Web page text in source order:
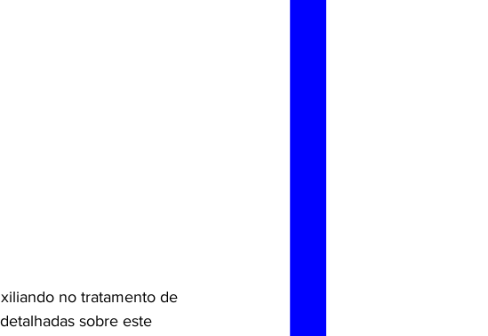
no tratamento de
sobre este